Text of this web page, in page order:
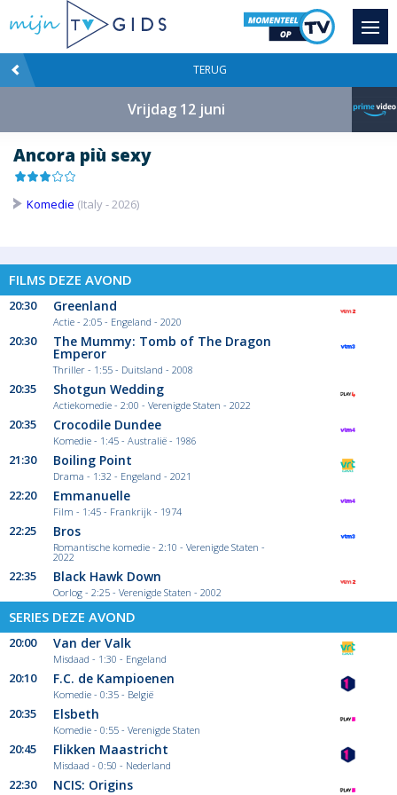
TERUG
Vrijdag 12 juni
Ancora più sexy
Komedie (Italy - 2026)
FILMS DEZE AVOND
20:30 Greenland
Actie - 2:05 - Engeland - 2020
20:30 The Mummy: Tomb of The Dragon
Emperor
Thriller - 1:55 - Duitsland - 2008
20:35 Shotgun Wedding
Actiekomedie - 2:00 - Verenigde Staten - 2022
20:35 Crocodile Dundee
Komedie - 1:45 - Australië - 1986
21:30 Boiling Point
Drama - 1:32 - Engeland - 2021
22:20 Emmanuelle
Film - 1:45 - Frankrijk - 1974
22:25 Bros
Romantische komedie - 2:10 - Verenigde Staten -
2022
22:35 Black Hawk Down
Oorlog - 2:25 - Verenigde Staten - 2002
SERIES DEZE AVOND
20:00 Van der Valk
Misdaad - 1:30 - Engeland
20:10 F.C. de Kampioenen
Komedie - 0:35 - België
20:35 Elsbeth
Komedie - 0:55 - Verenigde Staten
20:45 Flikken Maastricht
Misdaad - 0:50 - Nederland
22:30 NCIS: Origins